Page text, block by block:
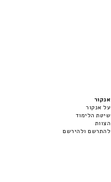
אנקור
על אנקור
שיטת הלימוד
הצוות
להתרשם ולהירשם